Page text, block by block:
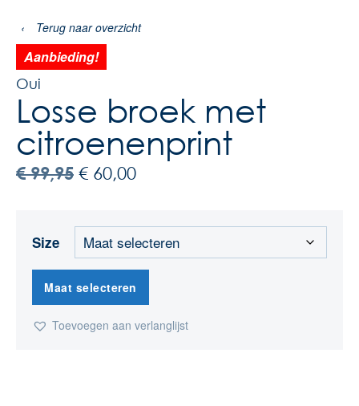
‹ Terug naar overzicht
Aanbieding!
Oui
Losse broek met
citroenenprint
€99,95 € 60,00
Size
Maat selecteren
Toevoegen aan verlanglijst